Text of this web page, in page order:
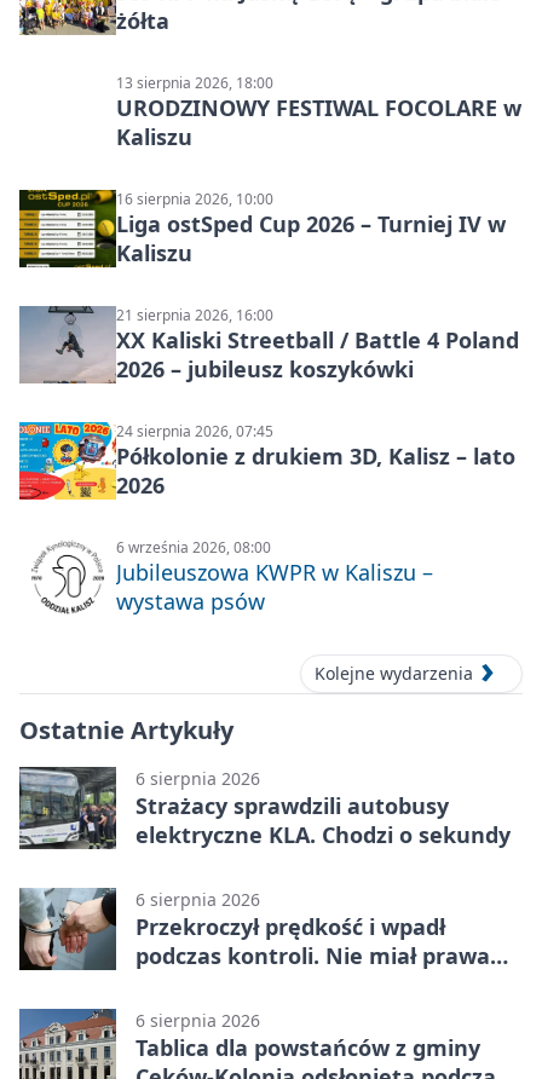
żółta
13 sierpnia 2026, 18:00
URODZINOWY FESTIWAL FOCOLARE w
Kaliszu
16 sierpnia 2026, 10:00
Liga ostSped Cup 2026 – Turniej IV w
Kaliszu
21 sierpnia 2026, 16:00
XX Kaliski Streetball / Battle 4 Poland
2026 – jubileusz koszykówki
24 sierpnia 2026, 07:45
Półkolonie z drukiem 3D, Kalisz – lato
2026
6 września 2026, 08:00
Jubileuszowa KWPR w Kaliszu –
wystawa psów
Kolejne wydarzenia
Ostatnie Artykuły
6 sierpnia 2026
Strażacy sprawdzili autobusy
elektryczne KLA. Chodzi o sekundy
6 sierpnia 2026
Przekroczył prędkość i wpadł
podczas kontroli. Nie miał prawa
6 sierpnia 2026
Tablica dla powstańców z gminy